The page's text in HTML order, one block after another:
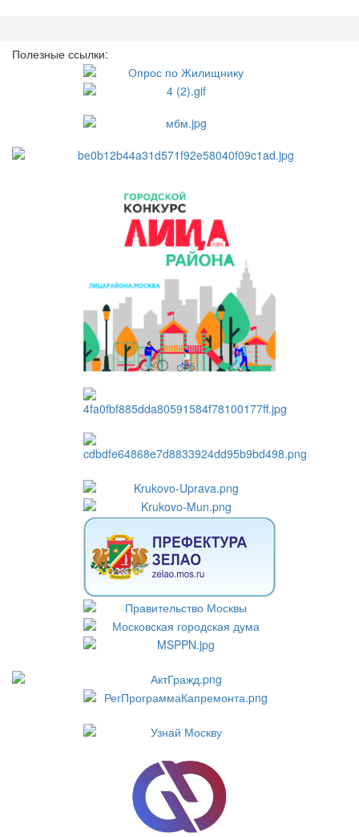
Полезные ссылки: